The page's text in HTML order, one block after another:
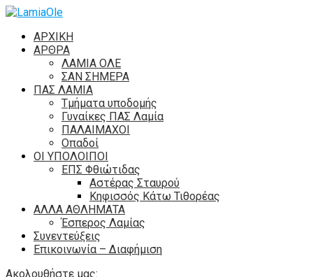
ΑΡΧΙΚΗ
ΑΡΘΡΑ
ΛΑΜΙΑ ΟΛΕ
ΣΑΝ ΣΗΜΕΡΑ
ΠΑΣ ΛΑΜΙΑ
Τμήματα υποδομής
Γυναίκες ΠΑΣ Λαμία
ΠΑΛΑΙΜΑΧΟΙ
Οπαδοί
ΟΙ ΥΠΟΛΟΙΠΟΙ
ΕΠΣ Φθιώτιδας
Αστέρας Σταυρού
Κηφισσός Κάτω Τιθορέας
ΑΛΛΑ ΑΘΛΗΜΑΤΑ
Έσπερος Λαμίας
Συνεντεύξεις
Επικοινωνία – Διαφήμιση
Ακολουθήστε μας: